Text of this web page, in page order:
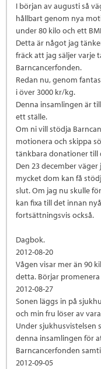
I början av augusti så
hållbart genom nya
under 80 kilo och ett
Detta är något jag
fräck att jag säljer varje
Barncancerfonden.
Redan nu, genom
i över 3000 kr/kg.
Denna insamlingen är
ett ställe.
Om ni vill stödja
motionera och skippa
tänkbara donationer till
Den 23 december
mycket dom kan få
slut. Om jag nu skulle
kan fixa till det innan
fortsättningsvis också.
Dagbok.
2012-08-20
Vågen visar mer än 90
detta. Börjar promenera
2012-08-27
Sonen läggs in på
och min fru löser av
Under sjukhusvistelsen
denna insamlingen för
Barncancerfonden
2012-09-05